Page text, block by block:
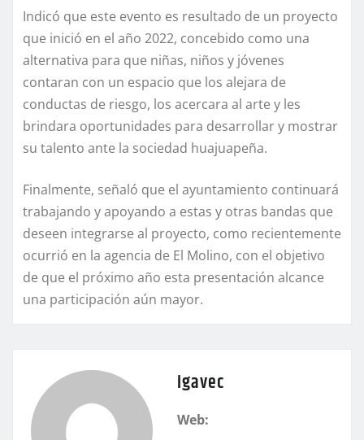
Indicó que este evento es resultado de un proyecto
que inició en el año 2022, concebido como una
alternativa para que niñas, niños y jóvenes
contaran con un espacio que los alejara de
conductas de riesgo, los acercara al arte y les
brindara oportunidades para desarrollar y mostrar
su talento ante la sociedad huajuapeña.
Finalmente, señaló que el ayuntamiento continuará
trabajando y apoyando a estas y otras bandas que
deseen integrarse al proyecto, como recientemente
ocurrió en la agencia de El Molino, con el objetivo
de que el próximo año esta presentación alcance
una participación aún mayor.
igavec
Web: